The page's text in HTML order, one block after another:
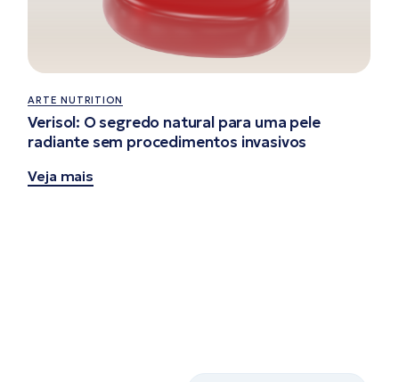
ARTE NUTRITION
Verisol: O segredo natural para uma pele
radiante sem procedimentos invasivos
Veja mais